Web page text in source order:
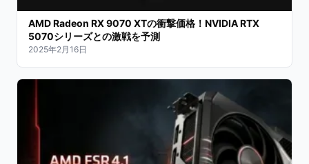
AMD Radeon RX 9070 XTの衝撃価格！NVIDIA RTX
5070シリーズとの激戦を予測
2025年2月16日